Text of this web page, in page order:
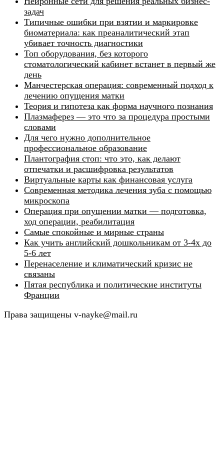
задач
Типичные ошибки при взятии и маркировке
биоматериала: как преаналитический этап
убивает точность диагностики
Топ оборудования, без которого
стоматологический кабинет встанет в первый же
день
Манчестерская операция: современный подход к
лечению опущения матки
Теория и гипотеза как форма научного познания
Плазмаферез — это что за процедура простыми
словами
Для чего нужно дополнительное
профессиональное образование
Плантография стоп: что это, как делают
отпечатки и расшифровка результатов
Виртуальные карты как финансовая услуга
Современная методика лечения зуба с помощью
микроскопа
Операция при опущении матки — подготовка,
ход операции, реабилитация
Самые спокойные и мирные страны
Как учить английский дошкольникам от 3-4х до
5-6 лет
Перенаселение и климатический кризис не
связаны
Пятая республика и политические институты
Франции
Права защищены v-nayke@mail.ru